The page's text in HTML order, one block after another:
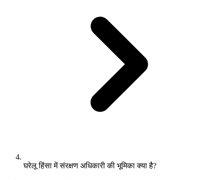
घरेलू हिंसा में संरक्षण अधिकारी की भूमिका क्या है?